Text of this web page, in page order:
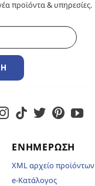
προϊόντα & υπηρεσίες.
ΕΝΗΜΈΡΩΣΗ
XML αρχείο προϊόντων
e-Κατάλογος